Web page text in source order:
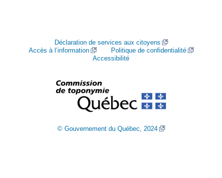
Déclaration de services aux citoyens
Accès à l’information
Politique de confidentialité
Accessibilité
© Gouvernement du Québec, 2024